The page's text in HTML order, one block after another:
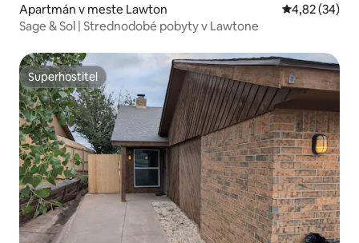
Apartmán v meste Lawton Priemerné
4,82 (34)
Sage & Sol | Strednodobé pobyty v Lawtone
Superhostiteľ
Superhostiteľ